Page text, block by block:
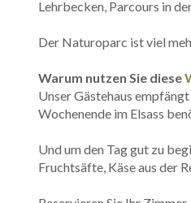
Lehrbecken, Parcours in
Der Naturoparc ist viel
Warum nutzen Sie diese
Unser Gästehaus
Wochenende im Elsass
Und um den Tag gut zu
Fruchtsäfte, Käse aus der